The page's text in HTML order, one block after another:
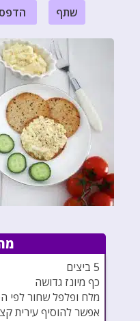
שתף
5 ביצים
כף מיונז גדושה
מלח ופלפל שחור לפי
אפשר להוסיף עירית